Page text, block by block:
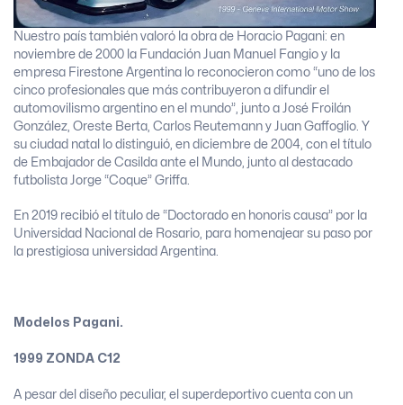
Nuestro país también valoró la obra de Horacio Pagani: en
noviembre de 2000 la Fundación Juan Manuel Fangio y la
empresa Firestone Argentina lo reconocieron como “uno de los
cinco profesionales que más contribuyeron a difundir el
automovilismo argentino en el mundo”, junto a José Froilán
González, Oreste Berta, Carlos Reutemann y Juan Gaffoglio. Y
su ciudad natal lo distinguió, en diciembre de 2004, con el título
de Embajador de Casilda ante el Mundo, junto al destacado
futbolista Jorge “Coque” Griffa.
En 2019 recibió el título de “Doctorado en honoris causa” por la
Universidad Nacional de Rosario, para homenajear su paso por
la prestigiosa universidad Argentina.
Modelos Pagani.
1999 ZONDA C12
A pesar del diseño peculiar, el superdeportivo cuenta con un